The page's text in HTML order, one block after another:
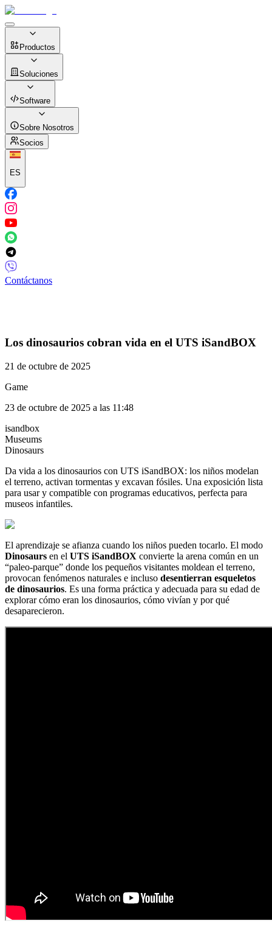
Productos
Soluciones
Software
Sobre Nosotros
Socios
ES
Contáctanos
Los dinosaurios cobran vida en el UTS iSandBOX
21 de octubre de 2025
Game
23 de octubre de 2025 a las 11:48
isandbox
Museums
Dinosaurs
Da vida a los dinosaurios con UTS iSandBOX: los niños modelan
el terreno, activan tormentas y excavan fósiles. Una exposición lista
para usar y compatible con programas educativos, perfecta para
museos infantiles.
El aprendizaje se afianza cuando los niños pueden tocarlo. El modo
Dinosaurs en el UTS iSandBOX convierte la arena común en un
“paleo-parque” donde los pequeños visitantes moldean el terreno,
provocan fenómenos naturales e incluso desentierran esqueletos
de dinosaurios. Es una forma práctica y adecuada para su edad de
explorar cómo eran los dinosaurios, cómo vivían y por qué
desaparecieron.